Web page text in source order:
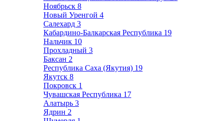
Ноябрьск 8
Новый Уренгой 4
Салехард 3
Кабардино-Балкарская Республика 19
Нальчик 10
Прохладный 3
Баксан 2
Республика Саха (Якутия) 19
Якутск 8
Покровск 1
Чувашская Республика 17
Алатырь 3
Ядрин 2